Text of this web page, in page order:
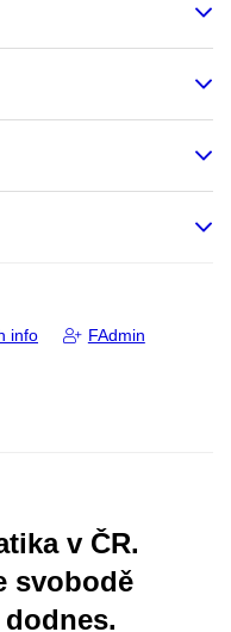
info FAdmin
v ČR.
svobodě